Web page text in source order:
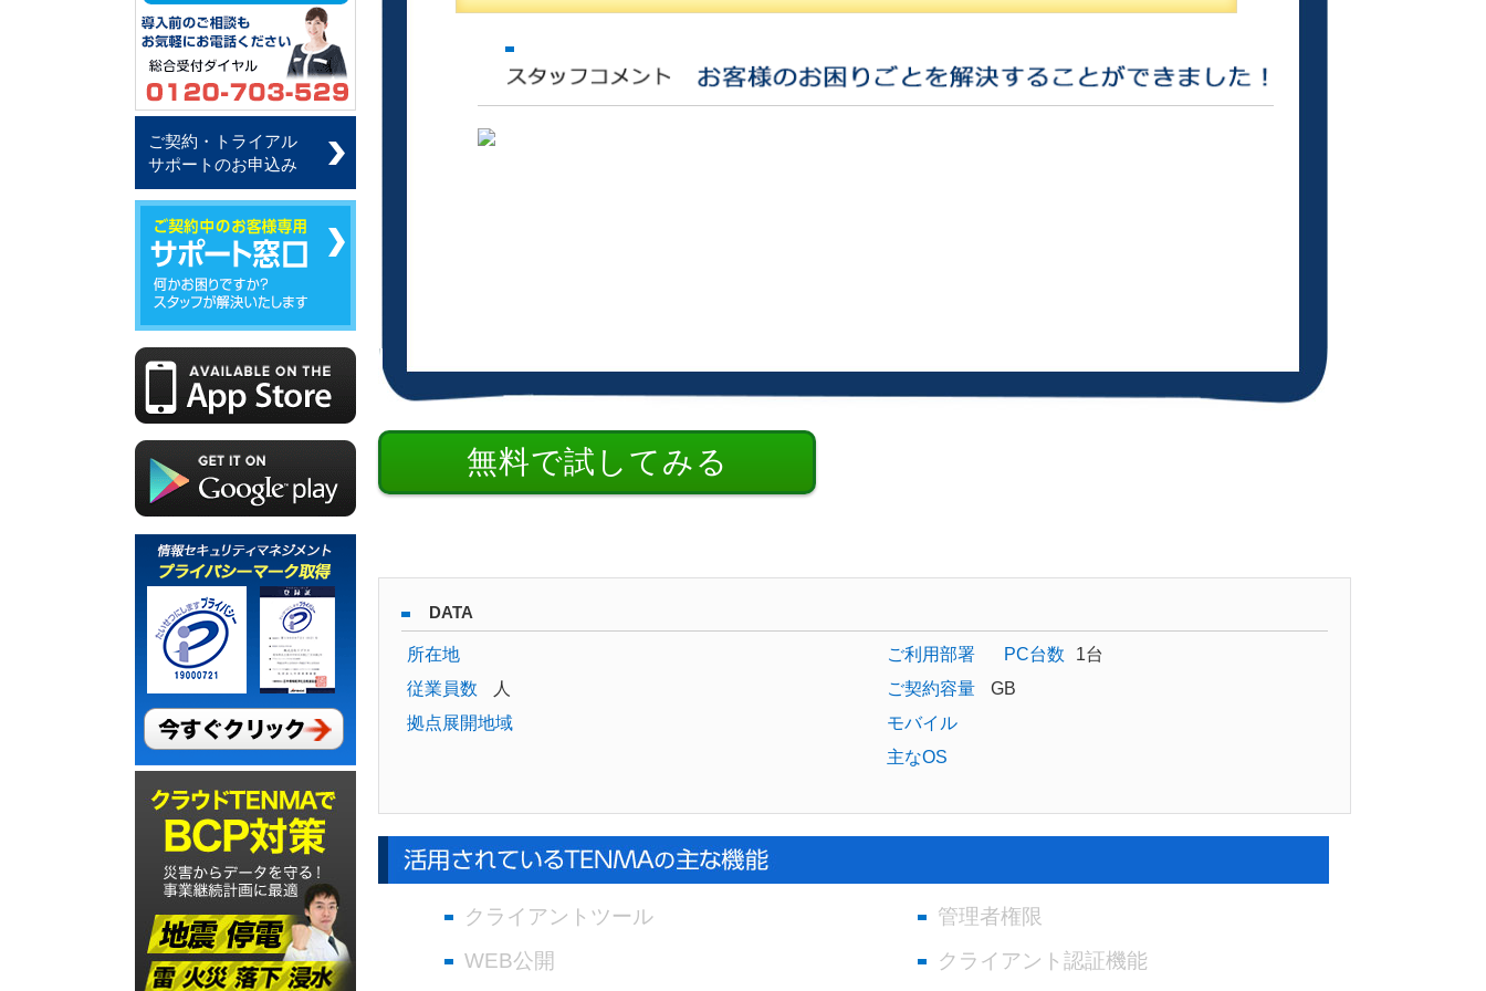
無料で試してみる
DATA
所在地
従業員数
人
拠点展開地域
ご利用部署 PC台数
1台
ご契約容量
GB
モバイル
主なOS
クライアントツール
管理者権限
WEB公開
クライアント認証機能
ご契約・トライアル
サポートのお申込み